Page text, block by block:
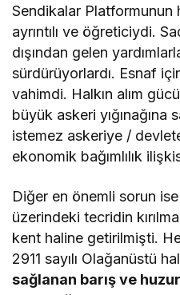
Sendikalar Platformunun
ayrıntılı ve öğreticiydi.
dışından gelen
sürdürüyorlardı. Esnaf
vahimdi. Halkın alım
büyük askeri
istemez askeriye /
ekonomik bağımlılık
Diğer en önemli sorun
üzerindeki tecridin
kent haline getirilmişti.
2911 sayılı Olağanüstü
sağlanan barış ve